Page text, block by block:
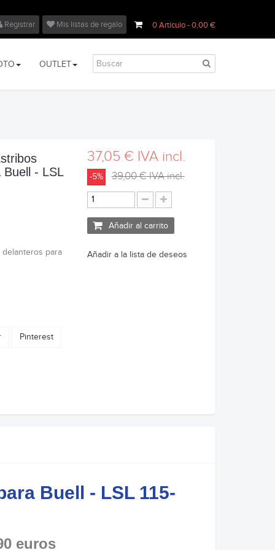
0Artículo- 0,00 €
Registrar Mis listas de regalo
OUTLET
Buell - LSL
para
Pinterest
37,05 € IVA incl.
-5% 39,00 €IVA incl.
Añadir al carrito
Añadir a la lista de deseos
Buell - LSL 115-
euros